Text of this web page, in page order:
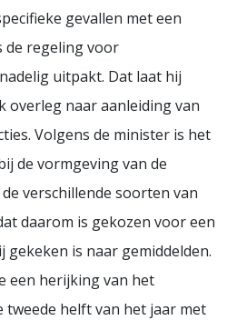
gevallen met een
de regeling voor
uitpakt. Dat laat hij
overleg naar aanleiding van
Volgens de minister is het
de vormgeving van de
verschillende soorten van
daarom is gekozen voor een
is naar gemiddelden.
een herijking van het
helft van het jaar met